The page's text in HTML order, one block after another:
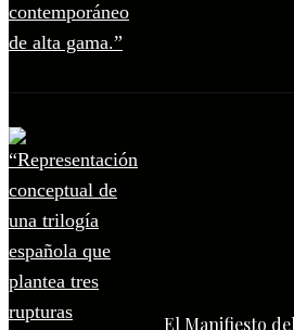
El Manifiesto